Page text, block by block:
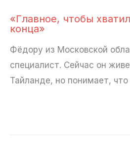
«Главное, чтобы
конца»
Фёдору из Московской
специалист. Сейчас он
Тайланде, но понимает,